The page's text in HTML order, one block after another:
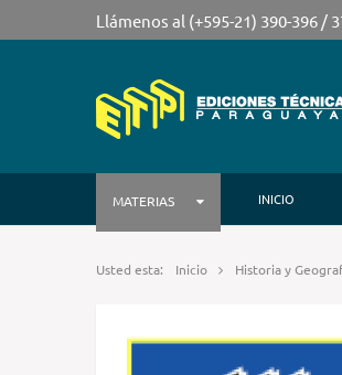
Llámenos al (+595-21) 390-396 /
MATERIAS INICIO
Usted esta: Inicio Historia y